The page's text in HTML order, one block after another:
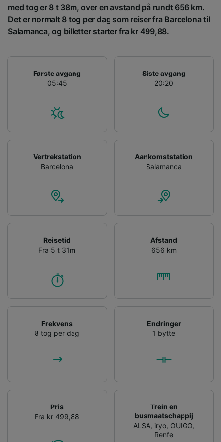
med tog er 8 t 38m, over en avstand på rundt 656 km.
Det er normalt 8 tog per dag som reiser fra Barcelona til
Salamanca, og billetter starter fra kr 499,88.
Første avgang
05:45
Siste avgang
20:20
Vertrekstation
Barcelona
Aankomststation
Salamanca
Reisetid
Fra 5 t 31m
Afstand
656 km
Frekvens
8 tog per dag
Endringer
1 bytte
Pris
Fra kr 499,88
Trein en
busmaatschappij
ALSA, iryo, OUIGO,
Renfe
Personalised advertising and content,
advertising and content measurement,
audience research and services development.